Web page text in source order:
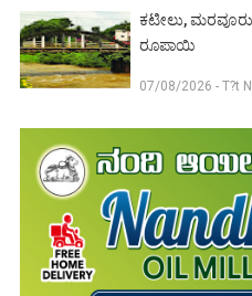
ಕಟೀಲು,
ರೂಪಾಯಿ
07/08/2026 - T?t